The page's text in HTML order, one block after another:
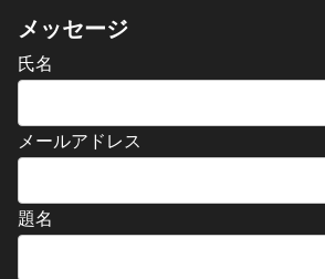
メッセージ
氏名
メールアドレス
題名